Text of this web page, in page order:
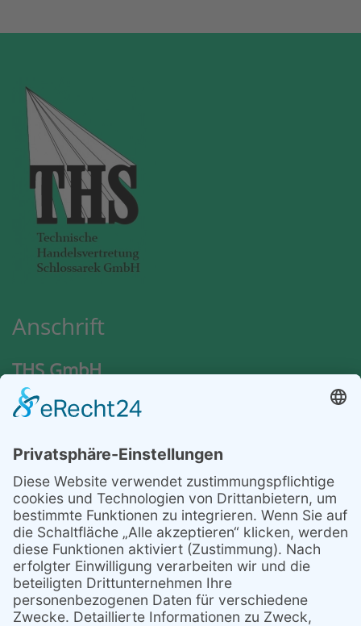
Anschrift
THS GmbH
Nordlandweg 94
Kontakt
Telefon: +49 40 28 47 28 – 55
Telefax: +49 40 28 47 28 – 53
E-Mail: info@ths-umwelttechnik.de